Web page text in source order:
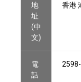
地
址
(中
文)
香港
電
話